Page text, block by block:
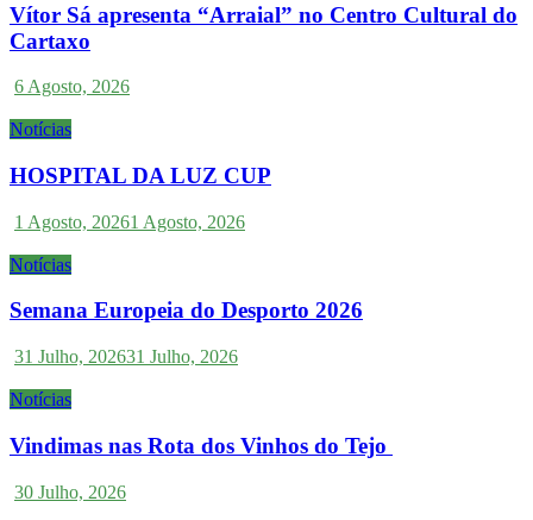
Vítor Sá apresenta “Arraial” no Centro Cultural do
Cartaxo
6 Agosto, 2026
Notícias
HOSPITAL DA LUZ CUP
1 Agosto, 20261 Agosto, 2026
Notícias
Semana Europeia do Desporto 2026
31 Julho, 202631 Julho, 2026
Notícias
Vindimas nas Rota dos Vinhos do Tejo
30 Julho, 2026